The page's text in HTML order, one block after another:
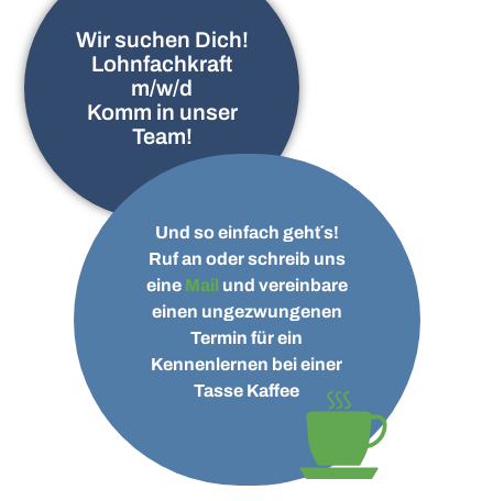
Wir suchen Dich!
Lohnfachkraft
m/w/d
Komm in unser
Team!
Und so einfach geht´s!
Ruf an oder schreib uns
eine Mail und vereinbare
einen ungezwungenen
Termin für ein
Kennenlernen bei einer
Tasse Kaffee